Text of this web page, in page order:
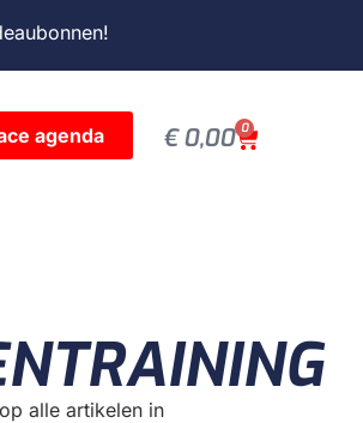
!
agenda €0,00 0
alle artikelen in